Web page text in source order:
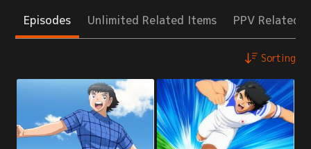
Episodes Unlimited Related Items PPV Related
Sorting